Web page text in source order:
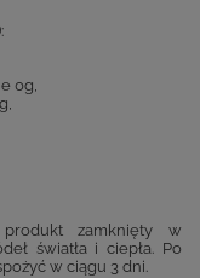
0g,
produkt zamknięty w
światła i ciepła. Po
w ciągu 3 dni.